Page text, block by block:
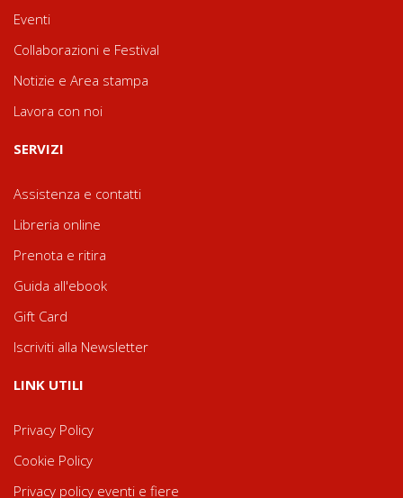
Eventi
Collaborazioni e Festival
Notizie e Area stampa
Lavora con noi
SERVIZI
Assistenza e contatti
Libreria online
Prenota e ritira
Guida all'ebook
Gift Card
Iscriviti alla Newsletter
LINK UTILI
Privacy Policy
Cookie Policy
Privacy policy eventi e fiere